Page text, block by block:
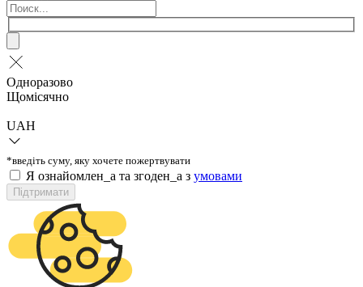
Одноразово
Щомісячно
UAH
*введіть суму, яку хочете пожертвувати
Я ознайомлен_а та згоден_а з умовами
Підтримати